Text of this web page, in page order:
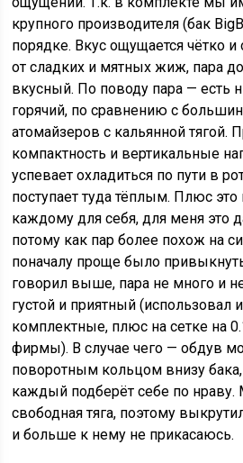
крупного производителя (бак
порядке. Вкус ощущается чётко и
от сладких и мятных жиж, пара
вкусный. По поводу пара — есть
горячий, по сравнению с
атомайзеров с кальянной тягой.
компактность и вертикальные
успевает охладиться по пути в
поступает туда тёплым. Плюс
каждому для себя, для меня это
потому как пар более похож на
поначалу проще было
говорил выше, пара не много и
густой и приятный (использовал
комплектные, плюс на сетке на
фирмы). В случае чего — обдув
поворотным кольцом внизу
каждый подберёт себе по нраву.
свободная тяга, поэтому
и больше к нему не прикасаюсь.